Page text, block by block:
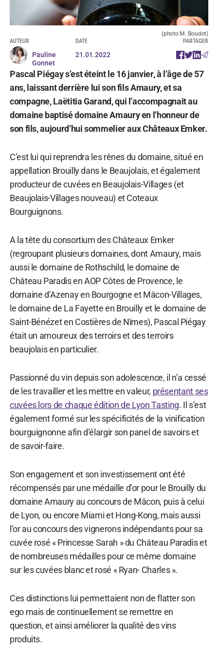
(photo M. Boudot)
AUTEUR
Pauline
Gonnet
DATE
21.01.2022
PARTAGER
Pascal Piégay s’est éteint le 16 janvier, à l’âge de 57
ans, laissant derrière lui son fils Amaury, et sa
compagne, Laëtitia Garand, qui l’accompagnait au
domaine baptisé domaine Amaury en l’honneur de
son fils, aujourd’hui sommelier aux Châteaux Emker.
C’est lui qui reprendra les rênes du domaine, situé en
appellation Brouilly dans le Beaujolais, et également
producteur de cuvées en Beaujolais-Villages (et
Beaujolais-Villages nouveau) et Coteaux
Bourguignons.
A la tête du consortium des Châteaux Emker
(regroupant plusieurs domaines, dont Amaury, mais
aussi le domaine de Rothschild, le domaine de
Château Paradis en AOP Côtes de Provence, le
domaine d’Azenay en Bourgogne et Mâcon-Villages,
le domaine de La Fayette en Brouilly et le domaine de
Saint-Bénézet en Costières de Nîmes), Pascal Piégay
était un amoureux des terroirs et des terroirs
beaujolais en particulier.
Passionné du vin depuis son adolescence, il n’a cessé
de les travailler et les mettre en valeur, présentant ses
cuvées lors de chaque édition de Lyon Tasting. Il s’est
également formé sur les spécificités de la vinification
bourguignonne afin d’élargir son panel de savoirs et
de savoir-faire.
Son engagement et son investissement ont été
récompensés par une médaille d’or pour le Brouilly du
domaine Amaury au concours de Mâcon, puis à celui
de Lyon, ou encore Miami et Hong-Kong, mais aussi
l’or au concours des vignerons indépendants pour sa
cuvée rosé « Princesse Sarah » du Château Paradis et
de nombreuses médailles pour ce même domaine
sur les cuvées blanc et rosé « Ryan- Charles ».
Ces distinctions lui permettaient non de flatter son
ego mais de continuellement se remettre en
question, et ainsi améliorer la qualité des vins
produits.